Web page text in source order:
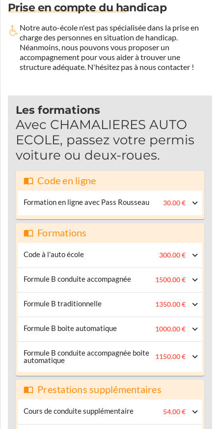
Prise en compte du handicap
Notre auto-école n'est pas spécialisée dans la prise en
charge des personnes en situation de handicap.
Néanmoins, nous pouvons vous proposer un
accompagnement pour vous aider à trouver une
structure adéquate. N'hésitez pas à nous contacter !
Les formations
Avec CHAMALIERES AUTO
ECOLE, passez votre permis
voiture ou deux-roues.
Code en ligne
Formation en ligne avec Pass Rousseau 30.00 €
Formations
Code à l'auto école 300.00 €
Formule B conduite accompagnée 1500.00 €
Formule B traditionnelle 1350.00 €
Formule B boite automatique 1000.00 €
Formule B conduite accompagnée boite
automatique
1150.00 €
Prestations supplémentaires
Cours de conduite supplémentaire 54.00 €